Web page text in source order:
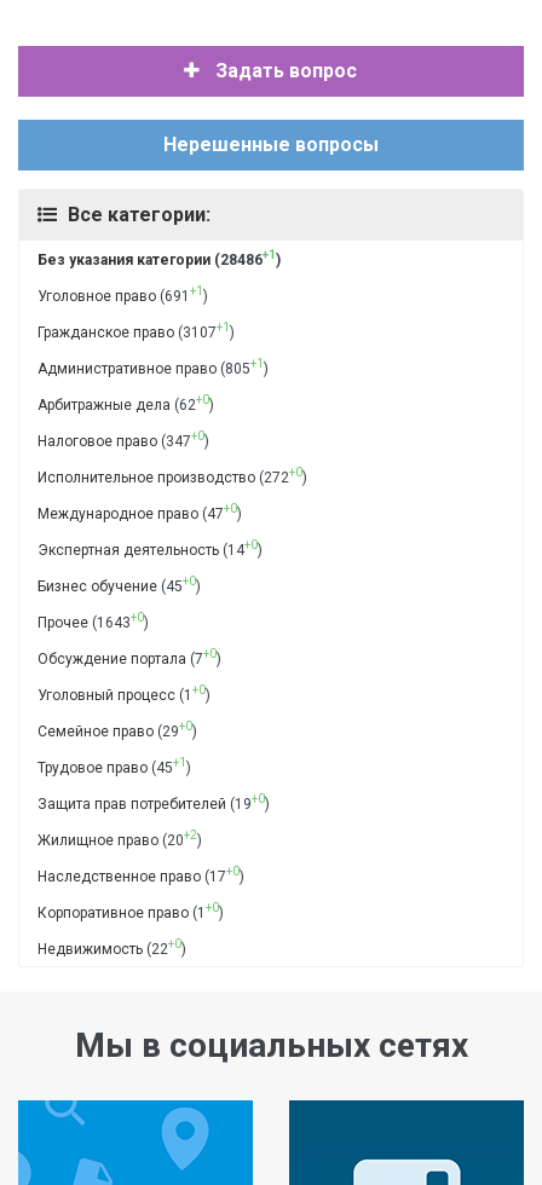
Задать вопрос
Нерешенные вопросы
Все категории:
Без указания категории (28486+1)
Уголовное право (691 +1 )
Гражданское право (3107+1 )
Административное право (805+1 )
Арбитражные дела (62+0)
Налоговое право (347+0)
Исполнительное производство (272+0)
Международное право (47+0)
Экспертная деятельность (14+0)
Бизнес обучение (45+0)
Прочее (1643+0)
Обсуждение портала (7+0)
Уголовный процесс (1 +0)
Семейное право (29+0)
Трудовое право (45+1 )
Защита прав потребителей (19+0)
Жилищное право (20+2)
Наследственное право (17+0)
Корпоративное право (1 +0)
Недвижимость (22+0)
Мы в социальных сетях